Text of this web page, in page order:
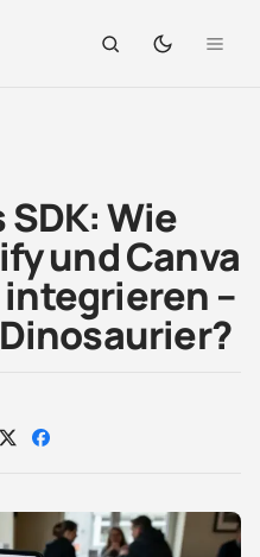
Wie
und Canva
–
Auf Auf